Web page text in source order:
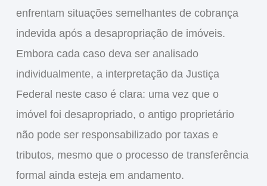
enfrentam situações semelhantes de cobrança
indevida após a desapropriação de imóveis.
Embora cada caso deva ser analisado
individualmente, a interpretação da Justiça
Federal neste caso é clara: uma vez que o
imóvel foi desapropriado, o antigo proprietário
não pode ser responsabilizado por taxas e
tributos, mesmo que o processo de transferência
formal ainda esteja em andamento.